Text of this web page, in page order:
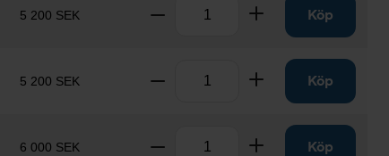
5 200 SEK Ta bort Lägg tillKöp
5 200 SEK Ta bort Lägg tillKöp
6 000 SEK Ta bort Lägg tillKöp